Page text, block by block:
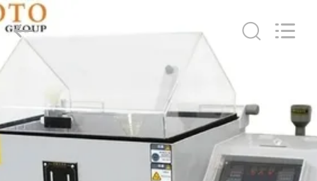
घर
उत्पादों
हमारे
2026
BOTO
GROUP
LTD.
Rights
Reserved.